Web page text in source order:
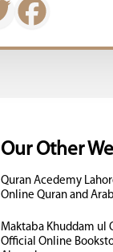
Our Other
Quran Acedemy
Online Quran and
Maktaba Khuddam ul
Official Online